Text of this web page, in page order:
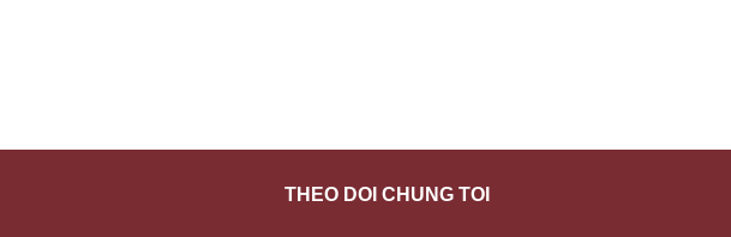
THEO DÕI CHÚNG TÔI